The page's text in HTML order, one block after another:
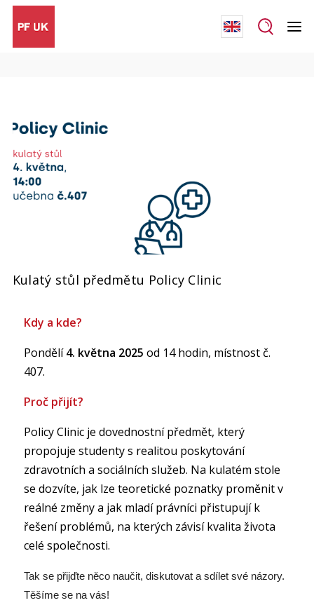
Kulatý stůl předmětu Policy Clinic
Kdy a kde?
Pondělí4. května 2025 od 14 hodin, místnost č.
407.
Proč přijít?
Policy Clinic je dovednostní předmět, který
propojuje studenty s realitou poskytování
zdravotních a sociálních služeb. Na kulatém stole
se dozvíte, jak lze teoretické poznatky proměnit v
reálné změny a jak mladí právníci přistupují k
řešení problémů, na kterých závisí kvalita života
celé společnosti.
Tak se přijďte něco naučit, diskutovat a sdílet své názory.
Těšíme se na vás!